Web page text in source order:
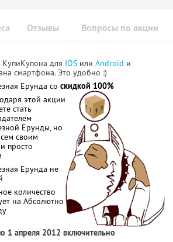
Отзывы Вопросы по акции
для IOS или Android и
смартфона. Это удобно :)
Ерунда со скидкой 100%
этой акции
стать
Ерунды, но
своим
просто
Ерунда не
количество
на Абсолютно
1 апреля 2012 включительно